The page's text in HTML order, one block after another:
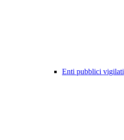
Enti pubblici vigilati